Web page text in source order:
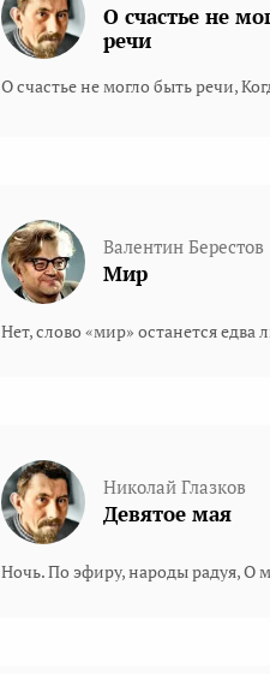
О счастье не
речи
О счастье не могло быть речи,
Валентин Берестов
Мир
Нет, слово «мир» останется едва
Николай Глазков
Девятое мая
Ночь. По эфиру, народы радуя, О